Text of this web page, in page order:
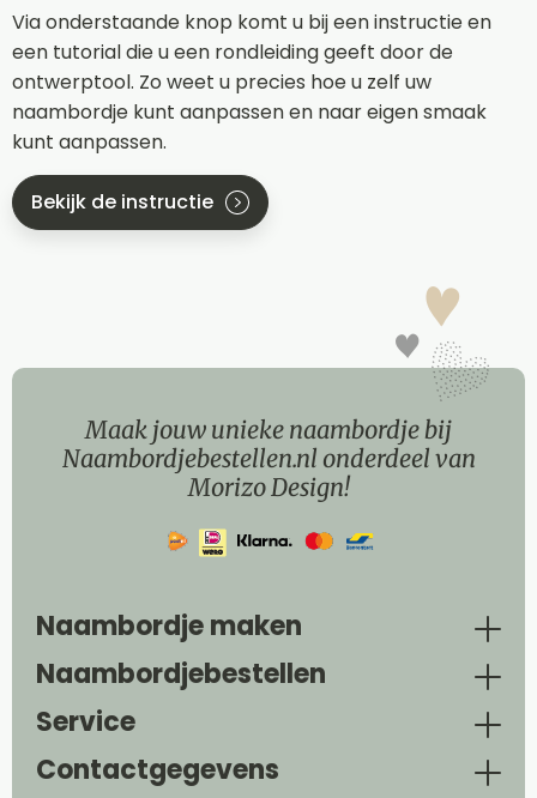
Via onderstaande knop komt u bij een instructie en
een tutorial die u een rondleiding geeft door de
ontwerptool. Zo weet u precies hoe u zelf uw
naambordje kunt aanpassen en naar eigen smaak
kunt aanpassen.
Bekijk de instructie
Maak jouw unieke naambordje bij
Naambordjebestellen.nl onderdeel van
Morizo Design!
Naambordje maken
Naambordjebestellen
Service
Contactgegevens